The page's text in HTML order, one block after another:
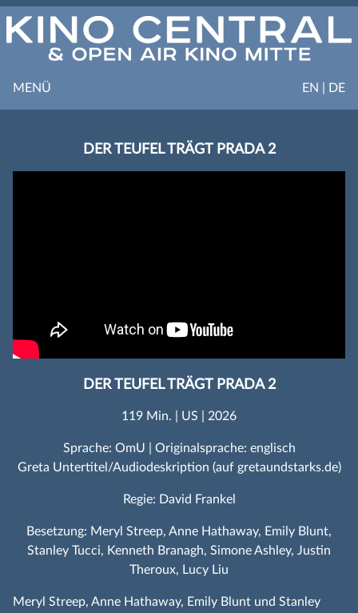
EN | DE
MENÜ
DER TEUFEL TRÄGT PRADA 2
DER TEUFEL TRÄGT PRADA 2
119 Min. | US | 2026
Sprache: OmU | Originalsprache: englisch
Greta Untertitel/Audiodeskription (auf gretaundstarks.de)
Regie: David Frankel
Besetzung: Meryl Streep, Anne Hathaway, Emily Blunt,
Stanley Tucci, Kenneth Branagh, Simone Ashley, Justin
Theroux, Lucy Liu
Meryl Streep, Anne Hathaway, Emily Blunt und Stanley